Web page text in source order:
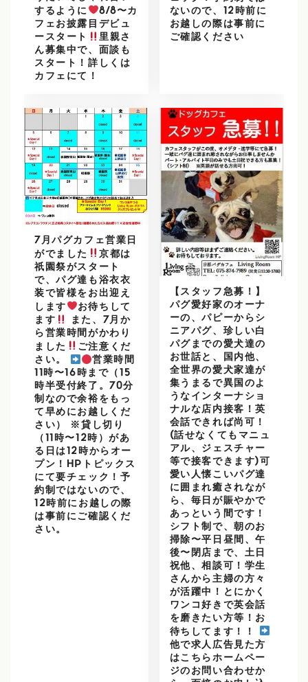
するように
8/8〜カ
フェお披露目デビュ
ースタート
里親さ
ん募集中で、面談も
スタート！詳しくは
カフェにて！
ないので、12時前に
お越しの際は事前に
ご確認ください
7月パグカフェ営業日
がでました
京都は
祇園祭がスタート
で、パグ達も浴衣衣
装で皆様をお出迎え
します
お待ちして
ます
また、7月か
ら営業時間がかわり
ました
ご注意くだ
さい。
営業時間
11時〜16時まで（15
時半受付終了。70分
制なので余裕をもっ
て早めにお越しくだ
さい） ※貸し切り
（11時〜12時）があ
る日は12時からオー
プン！HPトピックス
にて要チェック！予
約制ではないので、
12時前にお越しの際
は事前にご確認くだ
さい。
【スタッフ急募！】
パグ愛好家のオーナ
ーの、パピーからシ
ニアパグ、珍しい白
パグまでの愛犬達の
お世話と、国内他、
全世界の愛犬家達が
集うまるで異国のよ
うなインターナショ
ナルな店内接客！英
会話できれば尚可！
(話せなくてもマニュ
アル、ジェスチャー
等で接客できます)可
愛い人懐こいパグ達
に囲まれ癒されなが
ら、毎日が賑やかで
あっという間です！
シフト制で、朝のお
掃除〜平日昼間、午
後〜閉店まで、土日
祝他、相談可！学生
さんから主婦の方々
が活躍中！とにかく
ワンコ好きで英会話
を磨きたい方等！お
待ちしてます！！
他で求人広告見た方
はこちらホームペー
ジのお問い合わせか